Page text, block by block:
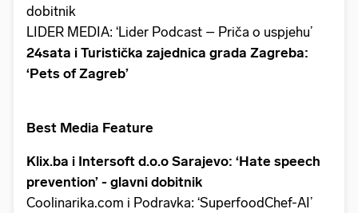
dobitnik
LIDER MEDIA: ‘Lider Podcast – Priča o uspjehu’
24sata i Turistička zajednica grada Zagreba:
‘Pets of Zagreb’
Best Media Feature
Klix.ba i Intersoft d.o.o Sarajevo: ‘Hate speech
prevention’ - glavni dobitnik
Coolinarika.com i Podravka: ‘SuperfoodChef-AI’